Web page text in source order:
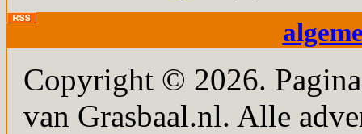
Copyright © 2026.
van Grasbaal.nl. Alle